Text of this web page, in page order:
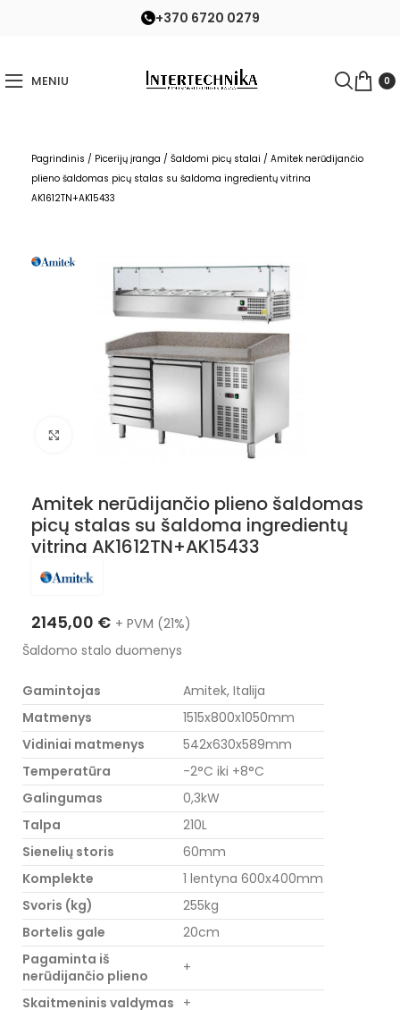
+370 6720 0279
MENIU 0
Pagrindinis / Picerijų įranga / Šaldomi picų stalai / Amitek nerūdijančio
plieno šaldomas picų stalas su šaldoma ingredientų vitrina
AK1612TN+AK15433
Nuotraukos padidinimas
Amitek nerūdijančio plieno šaldomas
picų stalas su šaldoma ingredientų
vitrina AK1612TN+AK15433
2145,00 € + PVM (21%)
Šaldomo stalo duomenys
Gamintojas
Amitek, Italija
Matmenys
1515x800x1050mm
Vidiniai matmenys
542x630x589mm
Temperatūra
-2°C iki +8°C
Galingumas
0,3kW
Talpa
210L
Sienelių storis
60mm
Komplekte
1 lentyna 600x400mm
Svoris (kg)
255kg
Bortelis gale
20cm
Pagaminta iš
nerūdijančio plieno
+
Skaitmeninis valdymas +